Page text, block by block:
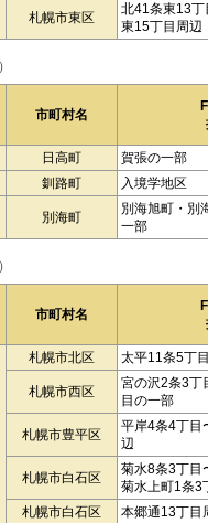
札幌市東区
北41条東13
東15丁目周辺
市町村名
日高町
賀張の一部
釧路町 入境学地区
別海町
別海旭町・別
一部
市町村名
札幌市北区 太平11条5丁
札幌市西区
宮の沢2条3丁
目の一部
札幌市豊平区
平岸4条4丁目
辺
札幌市白石区
菊水8条3丁目
菊水上町1条3
札幌市白石区
本郷通13丁目